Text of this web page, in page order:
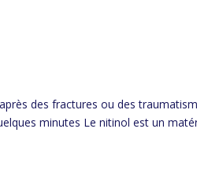
des fractures ou des
minutes Le nitinol est un